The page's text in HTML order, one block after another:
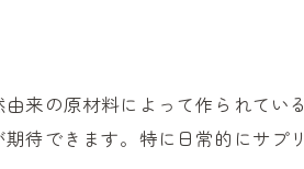
来の原材料によって作られてい
待できます。特に日常的にサ